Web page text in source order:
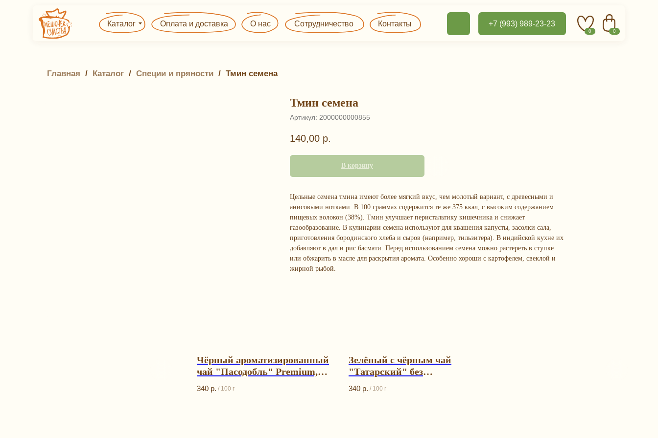
Каталог Оплата и доставка О нас Сотрудничество Контакты +7 (993) 989-23-23
0 0
Главная / Каталог / Специи и пряности / Тмин семена
Тмин семена
Артикул: 2000000000855
140,00 р.
В корзину
Цельные семена тмина имеют более мягкий вкус, чем молотый вариант, с древесными и
анисовыми нотками. В 100 граммах содержится те же 375 ккал, с высоким содержанием
пищевых волокон (38%). Тмин улучшает перистальтику кишечника и снижает
газообразование. В кулинарии семена используют для квашения капусты, засолки сала,
приготовления бородинского хлеба и сыров (например, тильзитера). В индийской кухне их
добавляют в дал и рис басмати. Перед использованием семена можно растереть в ступке
или обжарить в масле для раскрытия аромата. Особенно хороши с картофелем, свеклой и
жирной рыбой.
Чёрный ароматизированный
чай "Пасодобль" Premium,
Gutenberg 06
340 р. / 100 г
Зелёный с чёрным чай
"Татарский" без
ароматизаторов, Gutenberg
340 р. / 100 г